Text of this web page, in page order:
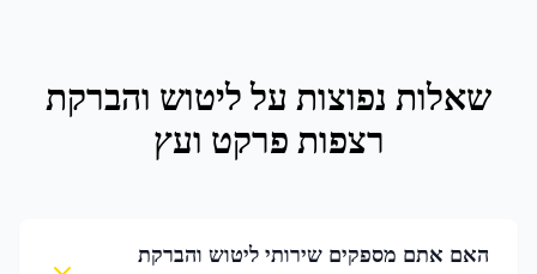
שאלות נפוצות עלליטוש והברקת
רצפות פרקט ועץ
האם אתם מספקים שירותי ליטוש והברקת